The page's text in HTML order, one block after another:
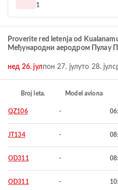
1
Proverite red letenja od
Међународни аеродром Пулау
нед 26. јулпон 27. јулуто 28. јул
Broj leta. Model aviona
QZ106 -
JT134 -
OD311 -
OD311 -